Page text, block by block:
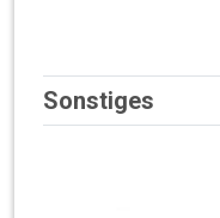
Sonstiges